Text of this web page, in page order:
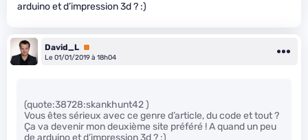
arduino et d’impression 3d ? :)
David_L Premium
Le 01/01/2019 à 18h04
(quote:38728:skankhunt42 )
Vous êtes sérieux avec ce genre d’article, du code et tout ?
Ça va devenir mon deuxième site préféré ! A quand un peu